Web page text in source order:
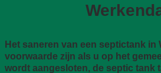
Het saneren van een septictank in
voorwaarde zijn als u op het
wordt aangesloten, de septic tank